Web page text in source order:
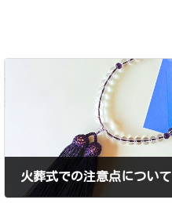
火葬式での注意点について